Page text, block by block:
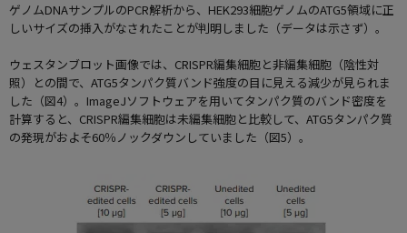
ゲノムDNAサンプルのPCR解析から、HEK293細胞ゲノムのATG5領域に正
しいサイズの挿入がなされたことが判明しました（データは示さず）。
ウェスタンブロット画像では、CRISPR編集細胞と非編集細胞（陰性対
照）との間で、ATG5タンパク質バンド強度の目に見える減少が見られま
した（図4）。ImageJソフトウェアを用いてタンパク質のバンド密度を
計算すると、CRISPR編集細胞は未編集細胞と比較して、ATG5タンパク質
の発現がおよそ60％ノックダウンしていました（図5）。